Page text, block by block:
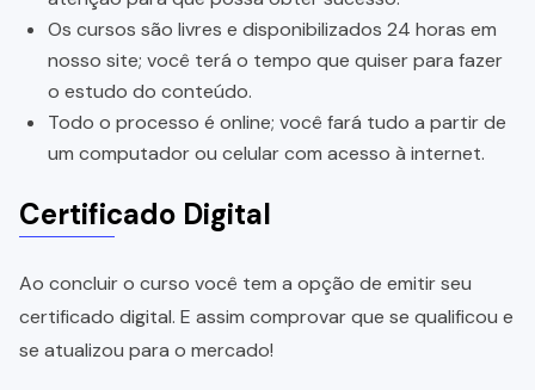
Os cursos são livres e disponibilizados 24 horas em
nosso site; você terá o tempo que quiser para fazer
o estudo do conteúdo.
Todo o processo é online; você fará tudo a partir de
um computador ou celular com acesso à internet.
Certificado Digital
Ao concluir o curso você tem a opção de emitir seu
certificado digital. E assim comprovar que se qualificou e
se atualizou para o mercado!